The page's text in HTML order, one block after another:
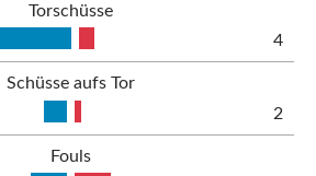
Torschüsse
4
Schüsse aufs Tor
2
Fouls